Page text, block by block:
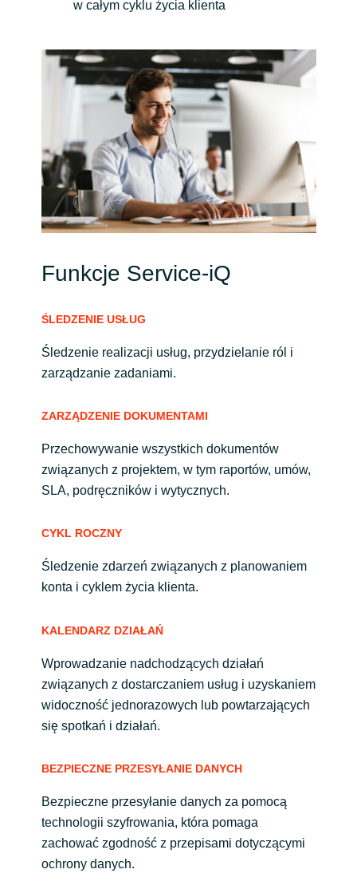
Latvia
Lithuania
Malaysia
Middle East
Netherlands
Norway
Portugal
Qatar
Romania
Serbia
Singapore
Sri Lanka
Sweden
United Kingdom
Funkcje Service-iQ
w całym cyklu życia klienta
ŚLEDZENIE USŁUG
Śledzenie realizacji usług, przydzielanie ról i
zarządzanie zadaniami.
ZARZĄDZENIE DOKUMENTAMI
Przechowywanie wszystkich dokumentów
związanych z projektem, w tym raportów, umów,
SLA, podręczników i wytycznych.
CYKL ROCZNY
Śledzenie zdarzeń związanych z planowaniem
konta i cyklem życia klienta.
KALENDARZ DZIAŁAŃ
Wprowadzanie nadchodzących działań
związanych z dostarczaniem usług i uzyskaniem
widoczność jednorazowych lub powtarzających
się spotkań i działań.
BEZPIECZNE PRZESYŁANIE DANYCH
Bezpieczne przesyłanie danych za pomocą
technologii szyfrowania, która pomaga
zachować zgodność z przepisami dotyczącymi
ochrony danych.